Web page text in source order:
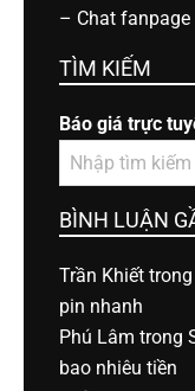
– Chat
TÌM KIẾM
Báo giá trực
BÌNH LUẬN
Trần Khiết trong
pin nhanh
Phú Lâm trong
bao nhiêu tiền